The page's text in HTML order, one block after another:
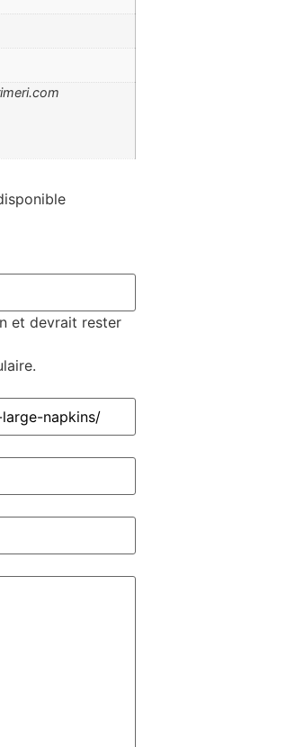
et devrait rester